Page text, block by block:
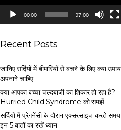
y
00:00 07:00
Recent Posts
जानिए सर्दियों में बीमारियों से बचने के लिए क्या उपाय
अपनाने चाहिए
क्या आपका बच्चा जल्दबाज़ी का शिकार हो रहा है?
Hurried Child Syndrome को समझें
सर्द‍ियों में प्रेगनेंसी के दौरान एक्सरसाइज करते समय
इन 5 बातों का रखें ध्यान